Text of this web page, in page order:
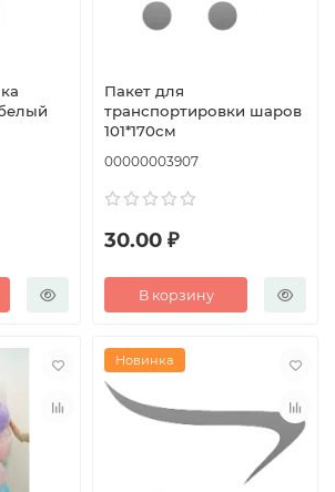
Пакет для
транспортировки шаров
101*170см
00000003907
30.00 ₽
В корзину
Новинка